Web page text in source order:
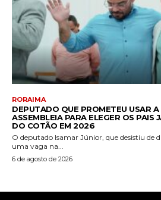
RORAIMA
DEPUTADO QUE PROMETEU USAR
ASSEMBLEIA PARA ELEGER OS PAIS
DO COTÃO EM 2026
O deputado Isamar Júnior, que desistiu de
uma vaga na...
6 de agosto de 2026